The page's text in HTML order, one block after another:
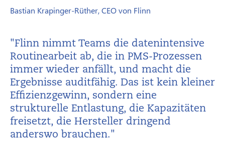
Bastian Krapinger-Rüther, CEO von Flinn
"Flinn nimmt Teams die datenintensive
Routinearbeit ab, die in PMS-Prozessen
immer wieder anfällt, und macht die
Ergebnisse auditfähig. Das ist kein kleiner
Effizienzgewinn, sondern eine
strukturelle Entlastung, die Kapazitäten
freisetzt, die Hersteller dringend
anderswo brauchen."